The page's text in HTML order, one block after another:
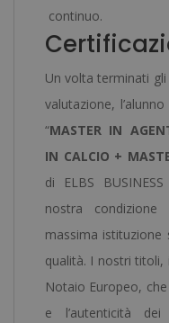
continuo.
Un volta terminati
valutazione,
“MASTER IN
IN CALCIO +
di ELBS
nostra
massima
qualità. I nostri
Notaio Europeo,
e l’autenticità